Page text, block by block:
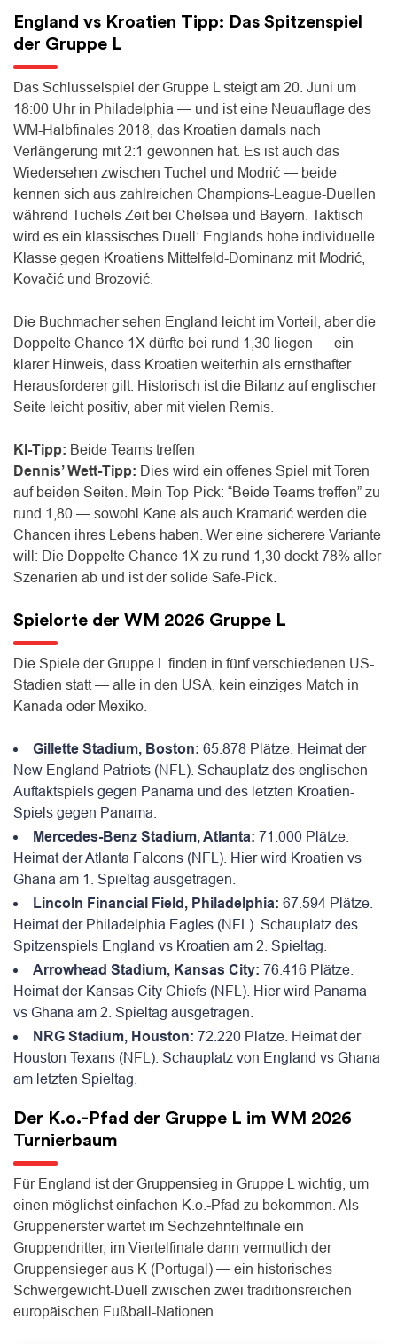
England vs Kroatien Tipp: Das Spitzenspiel
der Gruppe L
Das Schlüsselspiel der Gruppe L steigt am 20. Juni um
18:00 Uhr in Philadelphia — und ist eine Neuauflage des
WM-Halbfinales 2018, das Kroatien damals nach
Verlängerung mit 2:1 gewonnen hat. Es ist auch das
Wiedersehen zwischen Tuchel und Modrić — beide
kennen sich aus zahlreichen Champions-League-Duellen
während Tuchels Zeit bei Chelsea und Bayern. Taktisch
wird es ein klassisches Duell: Englands hohe individuelle
Klasse gegen Kroatiens Mittelfeld-Dominanz mit Modrić,
Kovačić und Brozović.
Die Buchmacher sehen England leicht im Vorteil, aber die
Doppelte Chance 1X dürfte bei rund 1,30 liegen — ein
klarer Hinweis, dass Kroatien weiterhin als ernsthafter
Herausforderer gilt. Historisch ist die Bilanz auf englischer
Seite leicht positiv, aber mit vielen Remis.
KI-Tipp: Beide Teams treffen
Dennis’ Wett-Tipp: Dies wird ein offenes Spiel mit Toren
auf beiden Seiten. Mein Top-Pick: “Beide Teams treffen” zu
rund 1,80 — sowohl Kane als auch Kramarić werden die
Chancen ihres Lebens haben. Wer eine sicherere Variante
will: Die Doppelte Chance 1X zu rund 1,30 deckt 78% aller
Szenarien ab und ist der solide Safe-Pick.
Spielorte der WM 2026 Gruppe L
Die Spiele der Gruppe L finden in fünf verschiedenen US-
Stadien statt — alle in den USA, kein einziges Match in
Kanada oder Mexiko.
Gillette Stadium, Boston: 65.878 Plätze. Heimat der
New England Patriots (NFL). Schauplatz des englischen
Auftaktspiels gegen Panama und des letzten Kroatien-
Spiels gegen Panama.
Mercedes-Benz Stadium, Atlanta: 71.000 Plätze.
Heimat der Atlanta Falcons (NFL). Hier wird Kroatien vs
Ghana am 1. Spieltag ausgetragen.
Lincoln Financial Field, Philadelphia: 67.594 Plätze.
Heimat der Philadelphia Eagles (NFL). Schauplatz des
Spitzenspiels England vs Kroatien am 2. Spieltag.
Arrowhead Stadium, Kansas City: 76.416 Plätze.
Heimat der Kansas City Chiefs (NFL). Hier wird Panama
vs Ghana am 2. Spieltag ausgetragen.
NRG Stadium, Houston: 72.220 Plätze. Heimat der
Houston Texans (NFL). Schauplatz von England vs Ghana
am letzten Spieltag.
Der K.o.-Pfad der Gruppe L im WM 2026
Turnierbaum
Für England ist der Gruppensieg in Gruppe L wichtig, um
einen möglichst einfachen K.o.-Pfad zu bekommen. Als
Gruppenerster wartet im Sechzehntelfinale ein
Gruppendritter, im Viertelfinale dann vermutlich der
Gruppensieger aus K (Portugal) — ein historisches
Schwergewicht-Duell zwischen zwei traditionsreichen
europäischen Fußball-Nationen.